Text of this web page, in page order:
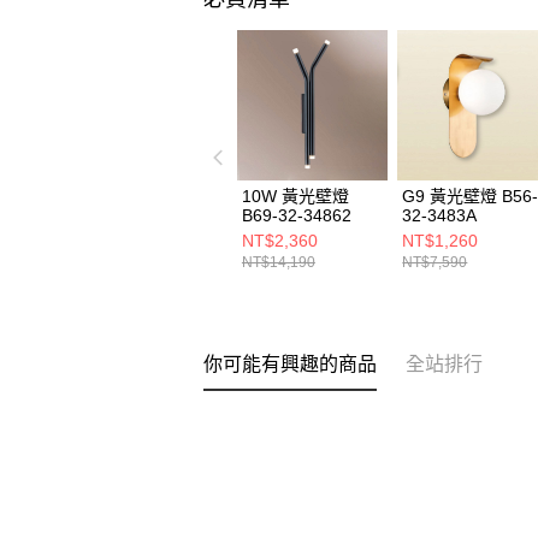
10W 黃光壁燈
B69-32-34862
NT$2,360
NT$14,190
G9 黃光壁燈 B56-
32-3483A
NT$1,260
NT$7,590
你可能有興趣的商品 全站排行